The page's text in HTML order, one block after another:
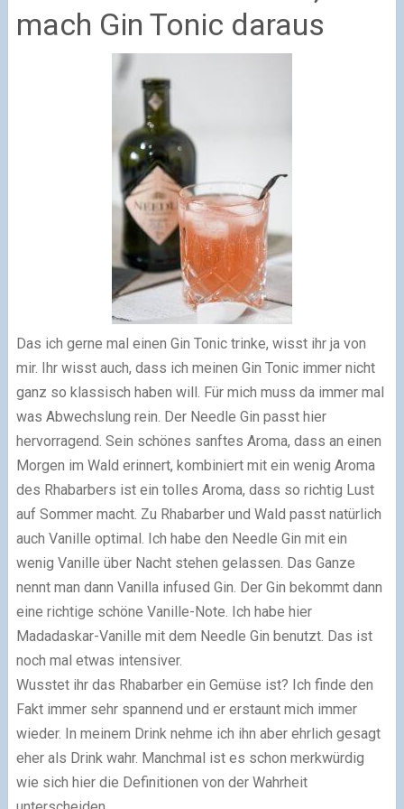
mach Gin Tonic daraus
Das ich gerne mal einen Gin Tonic trinke, wisst ihr ja von
mir. Ihr wisst auch, dass ich meinen Gin Tonic immer nicht
ganz so klassisch haben will. Für mich muss da immer mal
was Abwechslung rein. Der Needle Gin passt hier
hervorragend. Sein schönes sanftes Aroma, dass an einen
Morgen im Wald erinnert, kombiniert mit ein wenig Aroma
des Rhabarbers ist ein tolles Aroma, dass so richtig Lust
auf Sommer macht. Zu Rhabarber und Wald passt natürlich
auch Vanille optimal. Ich habe den Needle Gin mit ein
wenig Vanille über Nacht stehen gelassen. Das Ganze
nennt man dann Vanilla infused Gin. Der Gin bekommt dann
eine richtige schöne Vanille-Note. Ich habe hier
Madadaskar-Vanille mit dem Needle Gin benutzt. Das ist
noch mal etwas intensiver.
Wusstet ihr das Rhabarber ein Gemüse ist? Ich finde den
Fakt immer sehr spannend und er erstaunt mich immer
wieder. In meinem Drink nehme ich ihn aber ehrlich gesagt
eher als Drink wahr. Manchmal ist es schon merkwürdig
wie sich hier die Definitionen von der Wahrheit